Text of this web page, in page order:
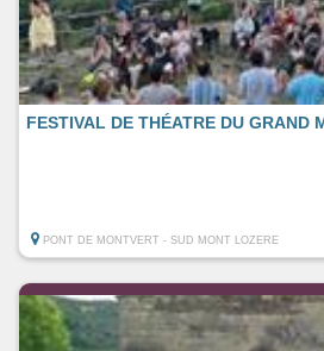
FESTIVAL DE THÉATRE DU GRAND
PONT DE MONTVERT - SUD MONT LOZERE